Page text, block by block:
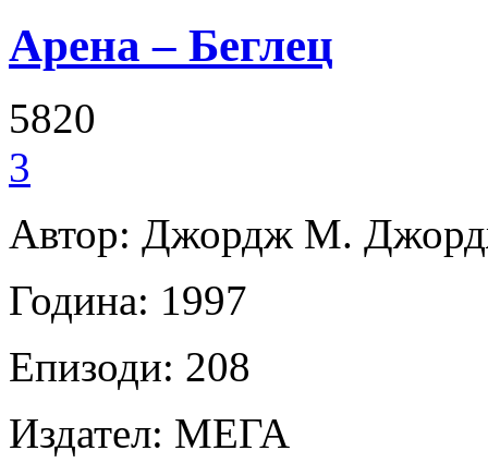
Арена – Беглец
5820
3
Автор: Джордж М.
Година: 1997
Епизоди: 208
Издател: МЕГА